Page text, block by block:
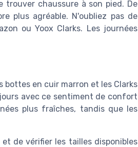
trouver chaussure à son pied. De
plus agréable. N'oubliez pas de
ou Yoox Clarks. Les journées
bottes en cuir marron et les Clarks
avec ce sentiment de confort
plus fraîches, tandis que les
de vérifier les tailles disponibles